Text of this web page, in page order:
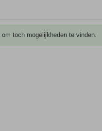
toch mogelijkheden te vinden.